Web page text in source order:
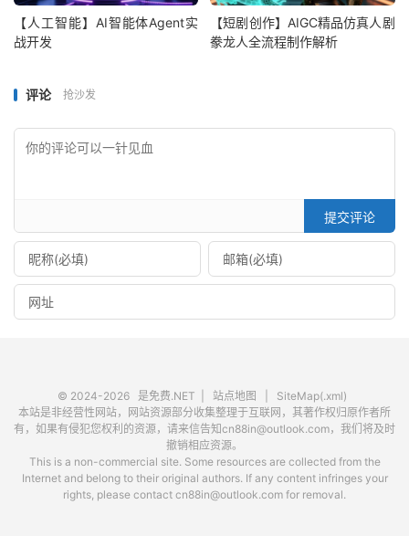
【人工智能】AI智能体Agent实
战开发
【短剧创作】AIGC精品仿真人剧
豢龙人全流程制作解析
评论 抢沙发
提交评论
© 2024-2026 是免费.NET 站点地图
SiteMap(.xml)
本站是非经营性网站，网站资源部分收集整理于互联网，其著作权归原作者所
有，如果有侵犯您权利的资源，请来信告知cn88in@outlook.com，我们将及时
撤销相应资源。
This is a non-commercial site. Some resources are collected from the
Internet and belong to their original authors. If any content infringes your
rights, please contact cn88in@outlook.com for removal.